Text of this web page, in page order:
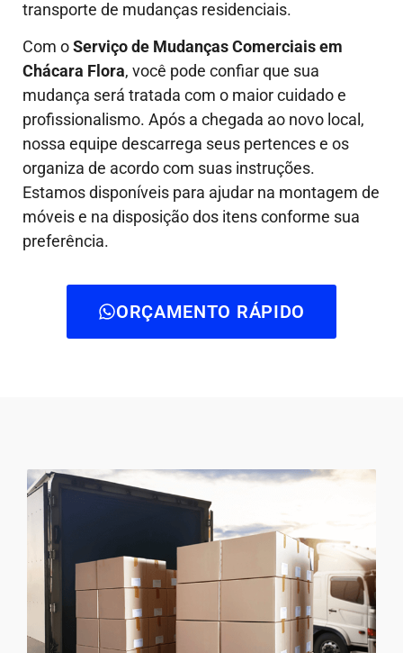
transporte de mudanças residenciais.
Com oServiço de Mudanças Comerciais em
Chácara Flora, você pode confiar que sua
mudança será tratada com o maior cuidado e
profissionalismo. Após a chegada ao novo local,
nossa equipe descarrega seus pertences e os
organiza de acordo com suas instruções.
Estamos disponíveis para ajudar na montagem de
móveis e na disposição dos itens conforme sua
preferência.
ORÇAMENTO RÁPIDO